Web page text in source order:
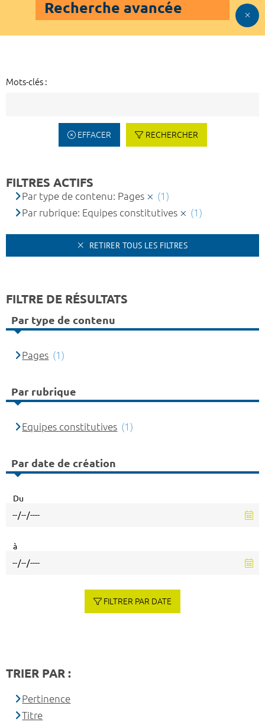
Recherche avancée
Mots-clés :
EFFACER RECHERCHER
FILTRES ACTIFS
Par type de contenu: Pages
(1)
Par rubrique: Equipes constitutives
(1)
RETIRER TOUS LES FILTRES
FILTRE DE RÉSULTATS
Par type de contenu
Pages (1)
Par rubrique
Equipes constitutives (1)
Par date de création
Du
à
FILTRER PAR DATE
TRIER PAR :
Pertinence
Titre